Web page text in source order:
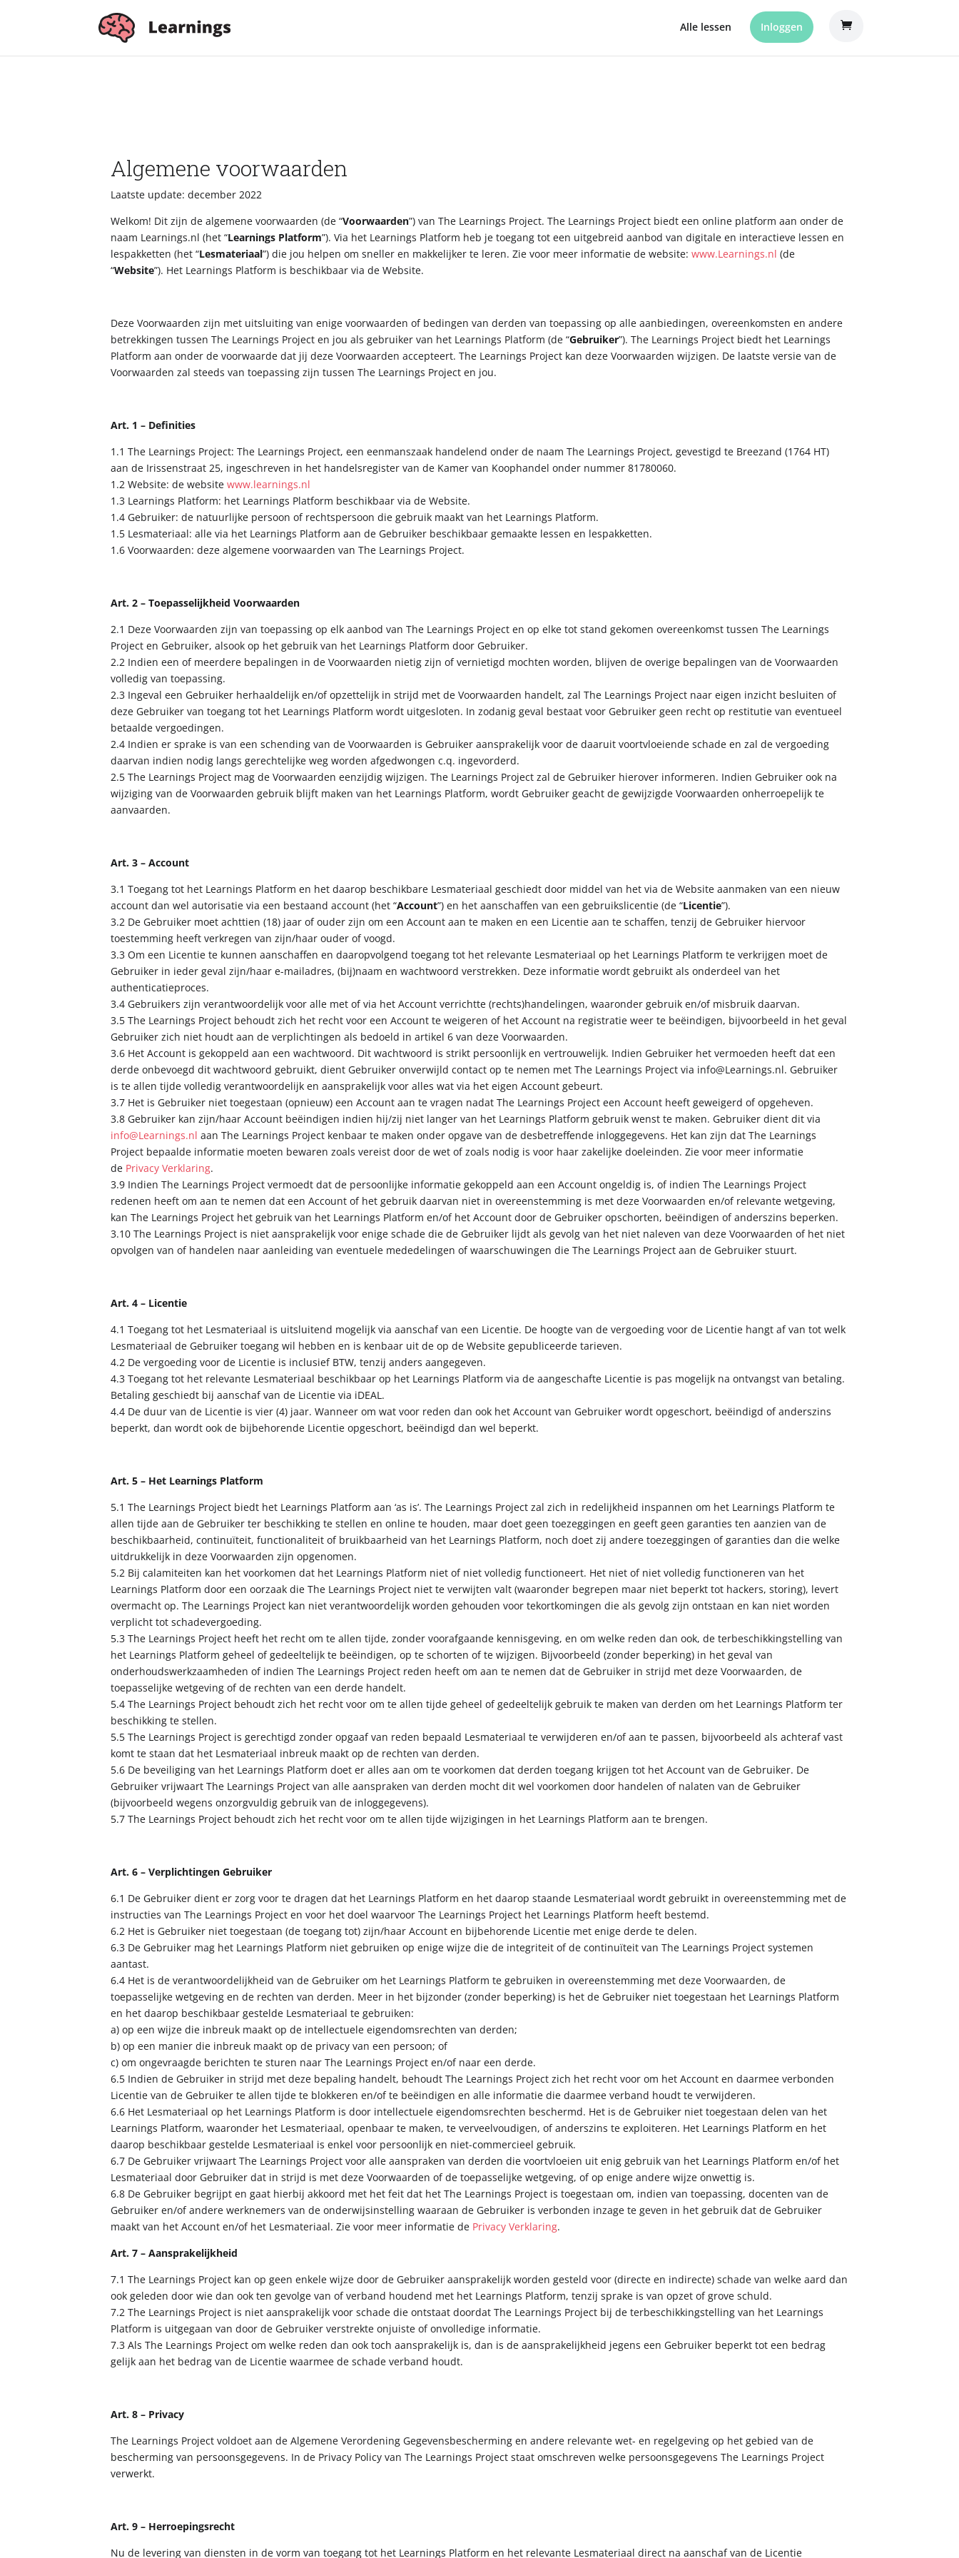
Alle lessen Inloggen
Algemene voorwaarden
Laatste update: december 2022
Welkom! Dit zijn de algemene voorwaarden (de “Voorwaarden”) van The Learnings Project. The Learnings Project biedt een online platform aan onder de
naam Learnings.nl (het “Learnings Platform”). Via het Learnings Platform heb je toegang tot een uitgebreid aanbod van digitale en interactieve lessen en
lespakketten (het “Lesmateriaal”) die jou helpen om sneller en makkelijker te leren. Zie voor meer informatie de website:www.Learnings.nl (de
“Website”). Het Learnings Platform is beschikbaar via de Website.
Deze Voorwaarden zijn met uitsluiting van enige voorwaarden of bedingen van derden van toepassing op alle aanbiedingen, overeenkomsten en andere
betrekkingen tussen The Learnings Project en jou als gebruiker van het Learnings Platform (de “Gebruiker”). The Learnings Project biedt het Learnings
Platform aan onder de voorwaarde dat jij deze Voorwaarden accepteert. The Learnings Project kan deze Voorwaarden wijzigen. De laatste versie van de
Voorwaarden zal steeds van toepassing zijn tussen The Learnings Project en jou.
Art. 1 – Definities
1.1 The Learnings Project: The Learnings Project, een eenmanszaak handelend onder de naam The Learnings Project, gevestigd te Breezand (1764 HT)
aan de Irissenstraat 25, ingeschreven in het handelsregister van de Kamer van Koophandel onder nummer 81780060.
1.2 Website: de websitewww.learnings.nl
1.3 Learnings Platform: het Learnings Platform beschikbaar via de Website.
1.4 Gebruiker: de natuurlijke persoon of rechtspersoon die gebruik maakt van het Learnings Platform.
1.5 Lesmateriaal: alle via het Learnings Platform aan de Gebruiker beschikbaar gemaakte lessen en lespakketten.
1.6 Voorwaarden: deze algemene voorwaarden van The Learnings Project.
Art. 2 – Toepasselijkheid Voorwaarden
2.1 Deze Voorwaarden zijn van toepassing op elk aanbod van The Learnings Project en op elke tot stand gekomen overeenkomst tussen The Learnings
Project en Gebruiker, alsook op het gebruik van het Learnings Platform door Gebruiker.
2.2 Indien een of meerdere bepalingen in de Voorwaarden nietig zijn of vernietigd mochten worden, blijven de overige bepalingen van de Voorwaarden
volledig van toepassing.
2.3 Ingeval een Gebruiker herhaaldelijk en/of opzettelijk in strijd met de Voorwaarden handelt, zal The Learnings Project naar eigen inzicht besluiten of
deze Gebruiker van toegang tot het Learnings Platform wordt uitgesloten. In zodanig geval bestaat voor Gebruiker geen recht op restitutie van eventueel
betaalde vergoedingen.
2.4 Indien er sprake is van een schending van de Voorwaarden is Gebruiker aansprakelijk voor de daaruit voortvloeiende schade en zal de vergoeding
daarvan indien nodig langs gerechtelijke weg worden afgedwongen c.q. ingevorderd.
2.5 The Learnings Project mag de Voorwaarden eenzijdig wijzigen. The Learnings Project zal de Gebruiker hierover informeren. Indien Gebruiker ook na
wijziging van de Voorwaarden gebruik blijft maken van het Learnings Platform, wordt Gebruiker geacht de gewijzigde Voorwaarden onherroepelijk te
aanvaarden.
Art. 3 – Account
3.1 Toegang tot het Learnings Platform en het daarop beschikbare Lesmateriaal geschiedt door middel van het via de Website aanmaken van een nieuw
account dan wel autorisatie via een bestaand account (het “Account”) en het aanschaffen van een gebruikslicentie (de “Licentie”).
3.2 De Gebruiker moet achttien (18) jaar of ouder zijn om een Account aan te maken en een Licentie aan te schaffen, tenzij de Gebruiker hiervoor
toestemming heeft verkregen van zijn/haar ouder of voogd.
3.3 Om een Licentie te kunnen aanschaffen en daaropvolgend toegang tot het relevante Lesmateriaal op het Learnings Platform te verkrijgen moet de
Gebruiker in ieder geval zijn/haar e-mailadres, (bij)naam en wachtwoord verstrekken. Deze informatie wordt gebruikt als onderdeel van het
authenticatieproces.
3.4 Gebruikers zijn verantwoordelijk voor alle met of via het Account verrichtte (rechts)handelingen, waaronder gebruik en/of misbruik daarvan.
3.5 The Learnings Project behoudt zich het recht voor een Account te weigeren of het Account na registratie weer te beëindigen, bijvoorbeeld in het geval
Gebruiker zich niet houdt aan de verplichtingen als bedoeld in artikel 6 van deze Voorwaarden.
3.6 Het Account is gekoppeld aan een wachtwoord. Dit wachtwoord is strikt persoonlijk en vertrouwelijk. Indien Gebruiker het vermoeden heeft dat een
derde onbevoegd dit wachtwoord gebruikt, dient Gebruiker onverwijld contact op te nemen met The Learnings Project via info@Learnings.nl. Gebruiker
is te allen tijde volledig verantwoordelijk en aansprakelijk voor alles wat via het eigen Account gebeurt.
3.7 Het is Gebruiker niet toegestaan (opnieuw) een Account aan te vragen nadat The Learnings Project een Account heeft geweigerd of opgeheven.
3.8 Gebruiker kan zijn/haar Account beëindigen indien hij/zij niet langer van het Learnings Platform gebruik wenst te maken. Gebruiker dient dit via
info@Learnings.nl aan The Learnings Project kenbaar te maken onder opgave van de desbetreffende inloggegevens. Het kan zijn dat The Learnings
Project bepaalde informatie moeten bewaren zoals vereist door de wet of zoals nodig is voor haar zakelijke doeleinden. Zie voor meer informatie
de Privacy Verklaring.
3.9 Indien The Learnings Project vermoedt dat de persoonlijke informatie gekoppeld aan een Account ongeldig is, of indien The Learnings Project
redenen heeft om aan te nemen dat een Account of het gebruik daarvan niet in overeenstemming is met deze Voorwaarden en/of relevante wetgeving,
kan The Learnings Project het gebruik van het Learnings Platform en/of het Account door de Gebruiker opschorten, beëindigen of anderszins beperken.
3.10 The Learnings Project is niet aansprakelijk voor enige schade die de Gebruiker lijdt als gevolg van het niet naleven van deze Voorwaarden of het niet
opvolgen van of handelen naar aanleiding van eventuele mededelingen of waarschuwingen die The Learnings Project aan de Gebruiker stuurt.
Art. 4 – Licentie
4.1 Toegang tot het Lesmateriaal is uitsluitend mogelijk via aanschaf van een Licentie. De hoogte van de vergoeding voor de Licentie hangt af van tot welk
Lesmateriaal de Gebruiker toegang wil hebben en is kenbaar uit de op de Website gepubliceerde tarieven.
4.2 De vergoeding voor de Licentie is inclusief BTW, tenzij anders aangegeven.
4.3 Toegang tot het relevante Lesmateriaal beschikbaar op het Learnings Platform via de aangeschafte Licentie is pas mogelijk na ontvangst van betaling.
Betaling geschiedt bij aanschaf van de Licentie via iDEAL.
4.4 De duur van de Licentie is vier (4) jaar. Wanneer om wat voor reden dan ook het Account van Gebruiker wordt opgeschort, beëindigd of anderszins
beperkt, dan wordt ook de bijbehorende Licentie opgeschort, beëindigd dan wel beperkt.
Art. 5 – Het Learnings Platform
5.1 The Learnings Project biedt het Learnings Platform aan ‘as is’. The Learnings Project zal zich in redelijkheid inspannen om het Learnings Platform te
allen tijde aan de Gebruiker ter beschikking te stellen en online te houden, maar doet geen toezeggingen en geeft geen garanties ten aanzien van de
beschikbaarheid, continuïteit, functionaliteit of bruikbaarheid van het Learnings Platform, noch doet zij andere toezeggingen of garanties dan die welke
uitdrukkelijk in deze Voorwaarden zijn opgenomen.
5.2 Bij calamiteiten kan het voorkomen dat het Learnings Platform niet of niet volledig functioneert. Het niet of niet volledig functioneren van het
Learnings Platform door een oorzaak die The Learnings Project niet te verwijten valt (waaronder begrepen maar niet beperkt tot hackers, storing), levert
overmacht op. The Learnings Project kan niet verantwoordelijk worden gehouden voor tekortkomingen die als gevolg zijn ontstaan en kan niet worden
verplicht tot schadevergoeding.
5.3 The Learnings Project heeft het recht om te allen tijde, zonder voorafgaande kennisgeving, en om welke reden dan ook, de terbeschikkingstelling van
het Learnings Platform geheel of gedeeltelijk te beëindigen, op te schorten of te wijzigen. Bijvoorbeeld (zonder beperking) in het geval van
onderhoudswerkzaamheden of indien The Learnings Project reden heeft om aan te nemen dat de Gebruiker in strijd met deze Voorwaarden, de
toepasselijke wetgeving of de rechten van een derde handelt.
5.4 The Learnings Project behoudt zich het recht voor om te allen tijde geheel of gedeeltelijk gebruik te maken van derden om het Learnings Platform ter
beschikking te stellen.
5.5 The Learnings Project is gerechtigd zonder opgaaf van reden bepaald Lesmateriaal te verwijderen en/of aan te passen, bijvoorbeeld als achteraf vast
komt te staan dat het Lesmateriaal inbreuk maakt op de rechten van derden.
5.6 De beveiliging van het Learnings Platform doet er alles aan om te voorkomen dat derden toegang krijgen tot het Account van de Gebruiker. De
Gebruiker vrijwaart The Learnings Project van alle aanspraken van derden mocht dit wel voorkomen door handelen of nalaten van de Gebruiker
(bijvoorbeeld wegens onzorgvuldig gebruik van de inloggegevens).
5.7 The Learnings Project behoudt zich het recht voor om te allen tijde wijzigingen in het Learnings Platform aan te brengen.
Art. 6 – Verplichtingen Gebruiker
6.1 De Gebruiker dient er zorg voor te dragen dat het Learnings Platform en het daarop staande Lesmateriaal wordt gebruikt in overeenstemming met de
instructies van The Learnings Project en voor het doel waarvoor The Learnings Project het Learnings Platform heeft bestemd.
6.2 Het is Gebruiker niet toegestaan (de toegang tot) zijn/haar Account en bijbehorende Licentie met enige derde te delen.
6.3 De Gebruiker mag het Learnings Platform niet gebruiken op enige wijze die de integriteit of de continuïteit van The Learnings Project systemen
aantast.
6.4 Het is de verantwoordelijkheid van de Gebruiker om het Learnings Platform te gebruiken in overeenstemming met deze Voorwaarden, de
toepasselijke wetgeving en de rechten van derden. Meer in het bijzonder (zonder beperking) is het de Gebruiker niet toegestaan het Learnings Platform
en het daarop beschikbaar gestelde Lesmateriaal te gebruiken:
a) op een wijze die inbreuk maakt op de intellectuele eigendomsrechten van derden;
b) op een manier die inbreuk maakt op de privacy van een persoon; of
c) om ongevraagde berichten te sturen naar The Learnings Project en/of naar een derde.
6.5 Indien de Gebruiker in strijd met deze bepaling handelt, behoudt The Learnings Project zich het recht voor om het Account en daarmee verbonden
Licentie van de Gebruiker te allen tijde te blokkeren en/of te beëindigen en alle informatie die daarmee verband houdt te verwijderen.
6.6 Het Lesmateriaal op het Learnings Platform is door intellectuele eigendomsrechten beschermd. Het is de Gebruiker niet toegestaan delen van het
Learnings Platform, waaronder het Lesmateriaal, openbaar te maken, te verveelvoudigen, of anderszins te exploiteren. Het Learnings Platform en het
daarop beschikbaar gestelde Lesmateriaal is enkel voor persoonlijk en niet-commercieel gebruik.
6.7 De Gebruiker vrijwaart The Learnings Project voor alle aanspraken van derden die voortvloeien uit enig gebruik van het Learnings Platform en/of het
Lesmateriaal door Gebruiker dat in strijd is met deze Voorwaarden of de toepasselijke wetgeving, of op enige andere wijze onwettig is.
6.8 De Gebruiker begrijpt en gaat hierbij akkoord met het feit dat het The Learnings Project is toegestaan om, indien van toepassing, docenten van de
Gebruiker en/of andere werknemers van de onderwijsinstelling waaraan de Gebruiker is verbonden inzage te geven in het gebruik dat de Gebruiker
maakt van het Account en/of het Lesmateriaal. Zie voor meer informatie de Privacy Verklaring.
Art. 7 – Aansprakelijkheid
7.1 The Learnings Project kan op geen enkele wijze door de Gebruiker aansprakelijk worden gesteld voor (directe en indirecte) schade van welke aard dan
ook geleden door wie dan ook ten gevolge van of verband houdend met het Learnings Platform, tenzij sprake is van opzet of grove schuld.
7.2 The Learnings Project is niet aansprakelijk voor schade die ontstaat doordat The Learnings Project bij de terbeschikkingstelling van het Learnings
Platform is uitgegaan van door de Gebruiker verstrekte onjuiste of onvolledige informatie.
7.3 Als The Learnings Project om welke reden dan ook toch aansprakelijk is, dan is de aansprakelijkheid jegens een Gebruiker beperkt tot een bedrag
gelijk aan het bedrag van de Licentie waarmee de schade verband houdt.
Art. 8 – Privacy
The Learnings Project voldoet aan de Algemene Verordening Gegevensbescherming en andere relevante wet- en regelgeving op het gebied van de
bescherming van persoonsgegevens. In de Privacy Policy van The Learnings Project staat omschreven welke persoonsgegevens The Learnings Project
verwerkt.
Art. 9 – Herroepingsrecht
Nu de levering van diensten in de vorm van toegang tot het Learnings Platform en het relevante Lesmateriaal direct na aanschaf van de Licentie